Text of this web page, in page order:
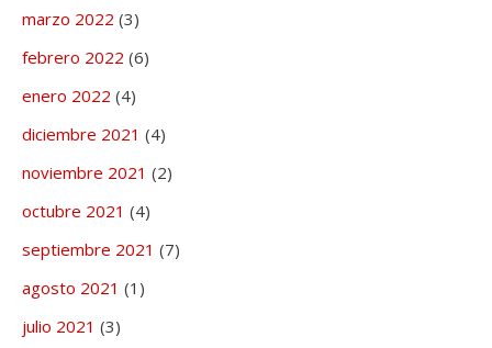
marzo 2022 (3)
febrero 2022 (6)
enero 2022 (4)
diciembre 2021 (4)
noviembre 2021 (2)
octubre 2021 (4)
septiembre 2021 (7)
agosto 2021 (1)
julio 2021 (3)